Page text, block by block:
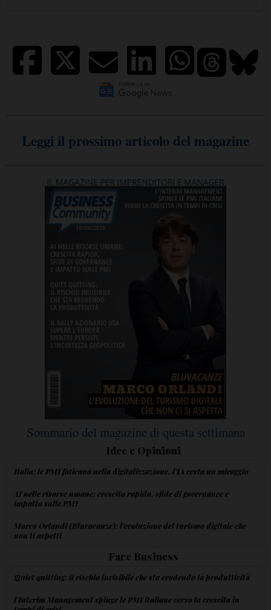
Leggi il prossimo articolo del magazine
Sommario del magazine di questa settimana
Idee e Opinioni
Italia: le PMI faticano nella digitalizzazione, l'IA resta un miraggio
AI nelle risorse umane: crescita rapida, sfide di governance e
impatto sulle PMI
Marco Orlandi (Bluvacanze): l'evoluzione del turismo digitale che
non ti aspetti
Fare Business
Quiet quitting: il rischio invisibile che sta erodendo la produttività
l'Interim Management spinge le PMI italiane verso la crescita in